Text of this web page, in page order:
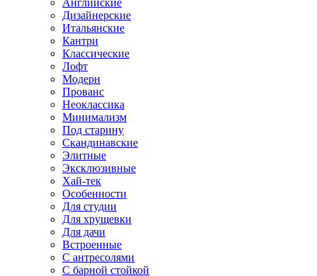
Английские
Дизайнерские
Итальянские
Кантри
Классические
Лофт
Модерн
Прованс
Неоклассика
Минимализм
Под старину
Скандинавские
Элитные
Эксклюзивные
Хай-тек
Особенности
Для студии
Для хрущевки
Для дачи
Встроенные
С антресолями
С барной стойкой